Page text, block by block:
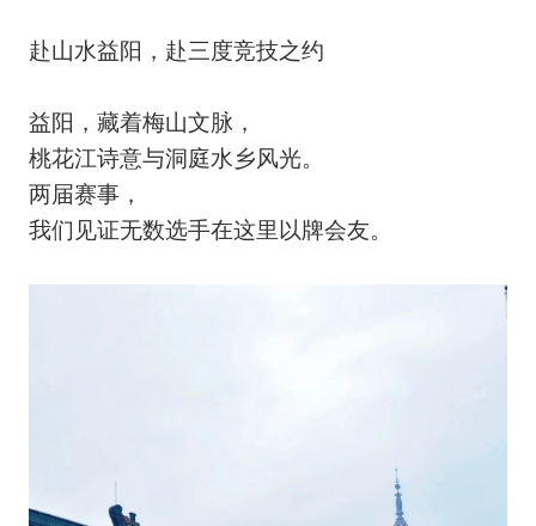
赴山水益阳，赴三度竞技之约
益阳，藏着梅山文脉，
桃花江诗意与洞庭水乡风光。
两届赛事，
我们见证无数选手在这里以牌会友。